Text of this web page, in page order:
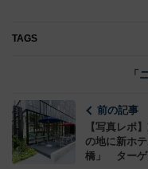
TAGS
「
前の記事
【写真レポ
の地に新ホ
橋」 ターゲ